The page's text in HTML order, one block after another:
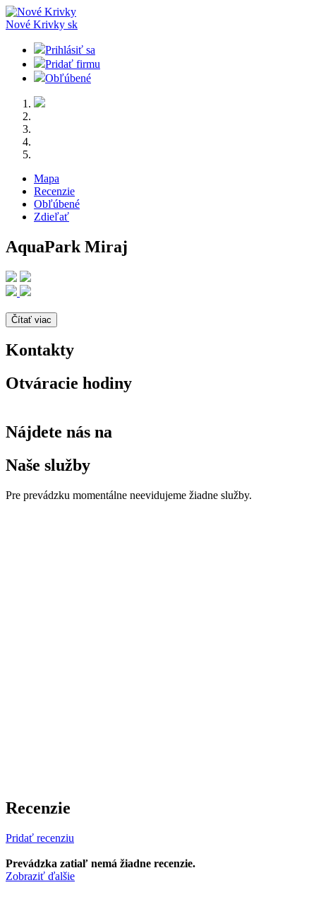
Nové Krivky sk
Prihlásiť sa
Pridať firmu
Obľúbené
Mapa
Recenzie
Obľúbené
Zdieľať
AquaPark Miraj
Čítať viac
Kontakty
Otváracie hodiny
Nájdete nás na
Naše služby
Pre prevádzku momentálne neevidujeme žiadne služby.
Recenzie
Pridať recenziu
Prevádzka zatiaľ nemá žiadne recenzie.
Zobraziť ďalšie